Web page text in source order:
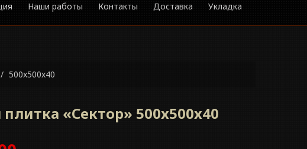
Наши работы Контакты Доставка Укладка
500x500x40
плитка «Сектор» 500x500x40